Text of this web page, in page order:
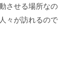
させる場所なの
々が訪れるので